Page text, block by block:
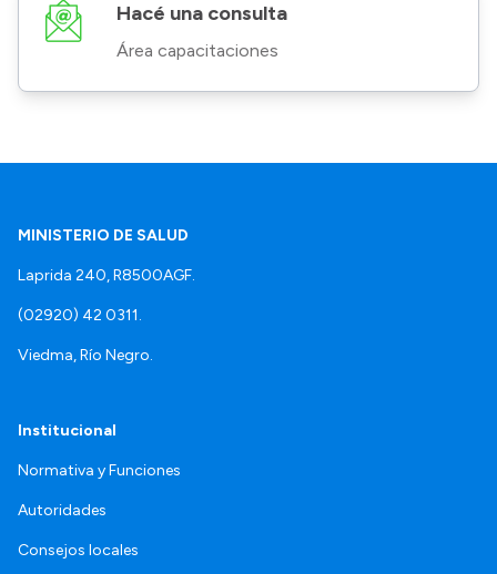
Hacé una consulta
Área capacitaciones
MINISTERIO DE SALUD
Laprida 240, R8500AGF.
(02920) 42 0311.
Viedma, Río Negro.
Institucional
Normativa y Funciones
Autoridades
Consejos locales